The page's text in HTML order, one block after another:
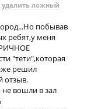
удалить ложный
побывав
ребят,у меня
"тети",которая
решил
отзыв.
вошли в зал